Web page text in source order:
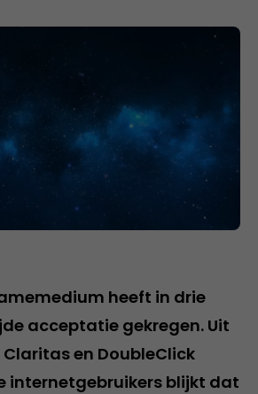
heeft in drie
acceptatie gekregen. Uit
en DoubleClick
internetgebruikers blijkt dat